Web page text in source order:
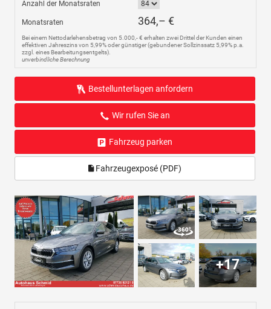
Anzahl der Monatsraten
Monatsraten 364,– €
Bei einem Nettodarlehensbetrag von 5.000,- € erhalten zwei Drittel der Kunden einen
effektiven Jahreszins von 5,99% oder günstiger (gebundener Sollzinssatz 5,99% p.a.
zzgl. eines Bearbeitungsentgelts).
unverbindliche Berechnung
Bestellunterlagen anfordern
Wir rufen Sie an
Fahrzeug parken
Fahrzeugexposé (PDF)
+17